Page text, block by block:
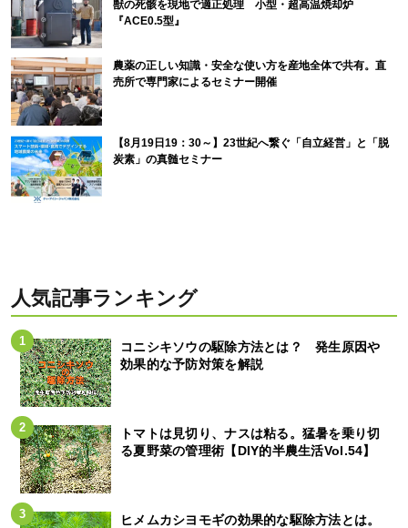
獣の死骸を現地で適正処理 小型・超高温焼却炉
『ACE0.5型』
農薬の正しい知識・安全な使い方を産地全体で共有。直
売所で専門家によるセミナー開催
【8月19日19：30～】23世紀へ繋ぐ「自立経営」と「脱
炭素」の真髄セミナー
人気記事ランキング
コニシキソウの駆除方法とは？ 発生原因や
効果的な予防対策を解説
トマトは見切り、ナスは粘る。猛暑を乗り切
る夏野菜の管理術【DIY的半農生活Vol.54】
ヒメムカシヨモギの効果的な駆除方法とは。